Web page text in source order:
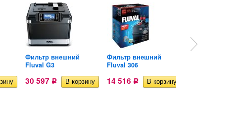
Фильтр внешний
Fluval G3
30 597 Р
Фильтр внешний
Fluval 306
14 516 Р